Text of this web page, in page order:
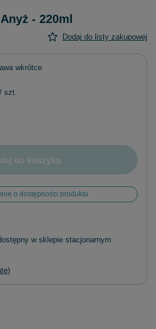
- 220ml
Dodaj do listy zakupowej
wkrótce
/ szt.
do koszyka
o dostępności produktu
w sklepie stacjonarnym
)